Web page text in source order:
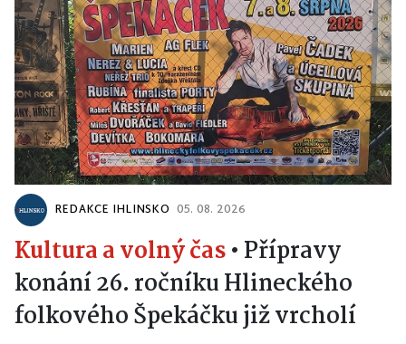
REDAKCE IHLINSKO 05. 08. 2026
Kultura a volný čas• Přípravy
konání 26. ročníku Hlineckého
folkového Špekáčku již vrcholí